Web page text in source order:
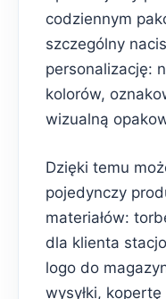
codziennym
szczególny
personalizację:
kolorów,
wizualną
Dzięki temu
pojedynczy
materiałów:
dla klienta
logo do
wysyłki,